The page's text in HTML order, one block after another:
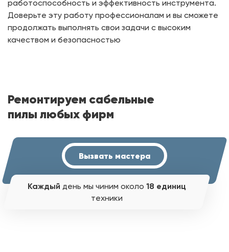
работоспособность и эффективность инструмента.
Доверьте эту работу профессионалам и вы сможете
продолжать выполнять свои задачи с высоким
качеством и безопасностью
Ремонтируем сабельные
пилы любых фирм
Вызвать мастера
Каждый день мы чиним около 18 единиц
техники